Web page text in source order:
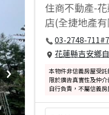
住商不動產-
店(全捷地產
03-2748-
花蓮縣吉安鄉
本物件非信義房屋受
限於廣告真實性及仲
自行負責，不屬信義